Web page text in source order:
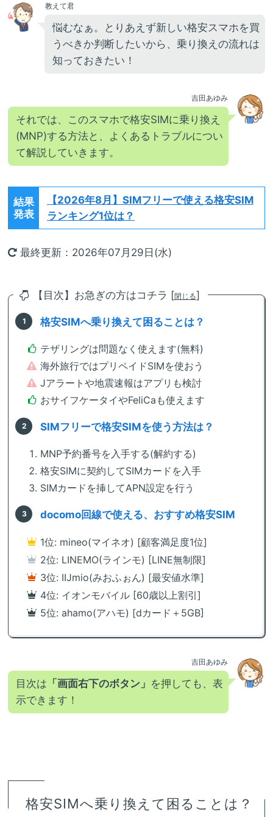
教えて君
悩むなぁ。とりあえず新しい格安スマホを買
うべきか判断したいから、乗り換えの流れは
知っておきたい！
吉田あゆみ
それでは、このスマホで格安SIMに乗り換え
(MNP)する方法と、よくあるトラブルについ
て解説していきます。
結果
発表
【2026年8月】 SIMフリーで使える格安SIM
ランキング1位は？
最終更新：2026年07月29日(水)
【目次】お急ぎの方はコチラ [閉じる]
格安SIMへ乗り換えて困ることは？
テザリングは問題なく使えます(無料)
海外旅行ではプリペイドSIMを使おう
Jアラートや地震速報はアプリも検討
おサイフケータイやFeliCaも使えます
SIMフリーで格安SIMを使う方法は？
MNP予約番号を入手する(解約する)
格安SIMに契約してSIMカードを入手
SIMカードを挿してAPN設定を行う
docomo回線で使える、おすすめ格安SIM
1位: mineo(マイネオ) [顧客満足度1位]
2位: LINEMO(ラインモ) [LINE無制限]
3位: IIJmio(みおふぉん) [最安値水準]
4位: イオンモバイル [60歳以上割引]
5位: ahamo(アハモ) [dカード＋5GB]
吉田あゆみ
目次は 「画面右下のボタン」 を押しても、表
示できます！
格安SIMへ乗り換えて困ることは？